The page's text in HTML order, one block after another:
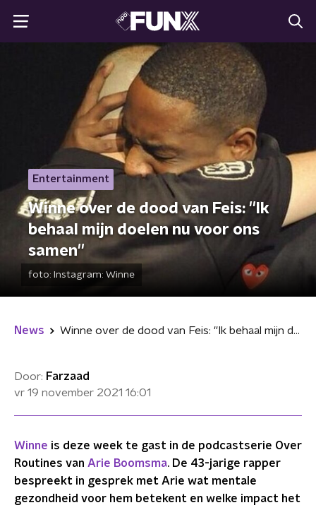
Entertainment
Winne over de dood van Feis: ''Ik
behaal mijn doelen nu voor ons
samen''
foto: Instagram: Winne
News Winne over de dood van Feis: ''Ik behaal mijn doelen nu voor ons samen''
Door: Farzaad
vr 19 november 2021 16:01
Winne is deze week te gast in de podcastserie Over
Routines van Arie Boomsma. De 43-jarige rapper
bespreekt in gesprek met Arie wat mentale
gezondheid voor hem betekent en welke impact het